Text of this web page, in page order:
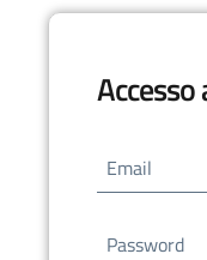
Accesso
Email
Password